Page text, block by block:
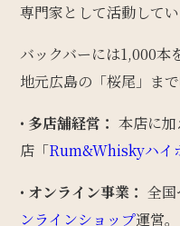
専門家として活動してい
バックバーには1,000本
地元広島の「桜尾」ま
• 多店舗経営： 本店に
店「Rum&Whiskyハイ
• オンライン事業： 全国
ンラインショップ運営。